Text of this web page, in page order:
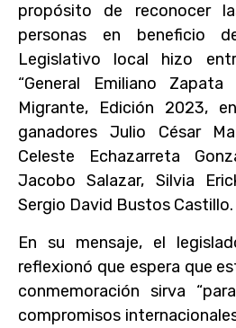
propósito de reconocer
personas en beneficio
Legislativo local hizo
“General Emiliano
Migrante, Edición 2023,
ganadores Julio César
Celeste Echazarreta
Jacobo Salazar, Silvia
Sergio David Bustos Castillo.
En su mensaje, el
reflexionó que espera que
conmemoración sirva
compromisos